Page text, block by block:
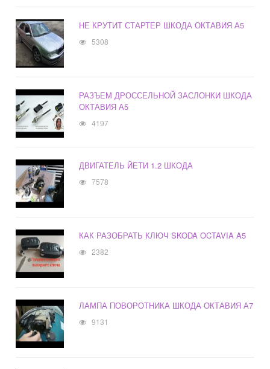
НЕ КРУТИТ СТАРТЕР ШКОДА ОКТАВИЯ А5
5308
РАЗЪЕМ ДРОССЕЛЬНОЙ ЗАСЛОНКИ ШКОДА
ОКТАВИЯ А5
4197
ДВИГАТЕЛЬ ЙЕТИ 1.2 ШКОДА
7578
КАК РАЗОБРАТЬ КЛЮЧ SKODA OCTAVIA A5
2382
ЛАМПА ПОВОРОТНИКА ШКОДА ОКТАВИЯ А7
9131